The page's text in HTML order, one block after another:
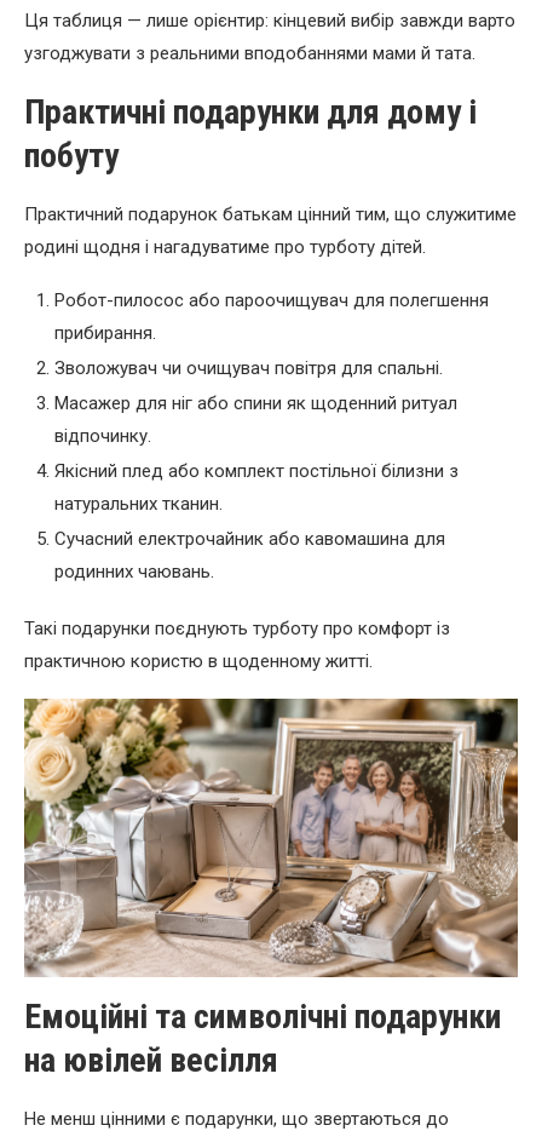
Ця таблиця — лише орієнтир: кінцевий вибір завжди варто
узгоджувати з реальними вподобаннями мами й тата.
Практичні подарунки для дому і
побуту
Практичний подарунок батькам цінний тим, що служитиме
родині щодня і нагадуватиме про турботу дітей.
Робот-пилосос або пароочищувач для полегшення
прибирання.
Зволожувач чи очищувач повітря для спальні.
Масажер для ніг або спини як щоденний ритуал
відпочинку.
Якісний плед або комплект постільної білизни з
натуральних тканин.
Сучасний електрочайник або кавомашина для
родинних чаювань.
Такі подарунки поєднують турботу про комфорт із
практичною користю в щоденному житті.
Емоційні та символічні подарунки
на ювілей весілля
Не менш цінними є подарунки, що звертаються до